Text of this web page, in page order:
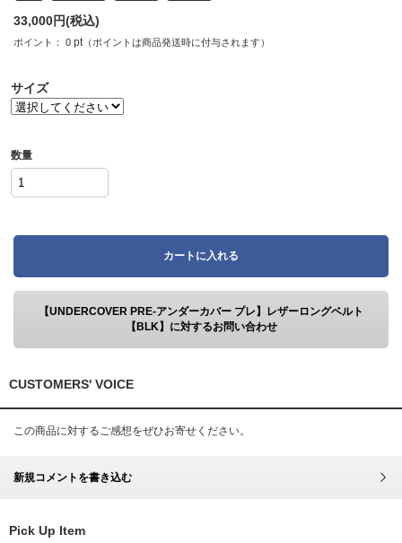
33,000円(税込)
ポイント： 0 pt （ポイントは商品発送時に付与されます）
サイズ
数量
カートに入れる
【UNDERCOVER PRE-アンダーカバー プレ】レザーロングベルト
【BLK】に対するお問い合わせ
CUSTOMERS' VOICE
この商品に対するご感想をぜひお寄せください。
新規コメントを書き込む
Pick Up Item